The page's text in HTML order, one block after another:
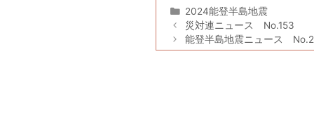
カ
テ
ゴ
リ
2024能登半島地震
災対連ニュース No.153
能登半島地震ニュース No.2